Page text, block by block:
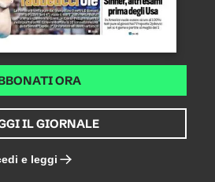
ORA
IL GIORNALE
e leggi